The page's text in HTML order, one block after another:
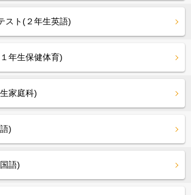
スト(２年生英語)
年生保健体育)
家庭科)
)
語)